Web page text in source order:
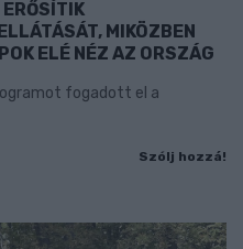
MIKÖZBEN
ELÉ NÉZ AZ ORSZÁG
fogadott el a
Szólj hozzá!